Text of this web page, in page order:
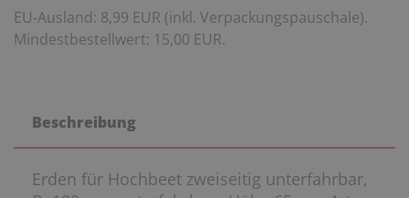
EU-Ausland: 8,99 EUR (inkl. Verpackungspauschale).
Mindestbestellwert: 15,00 EUR.
Beschreibung
Erden für Hochbeet zweiseitig unterfahrbar,